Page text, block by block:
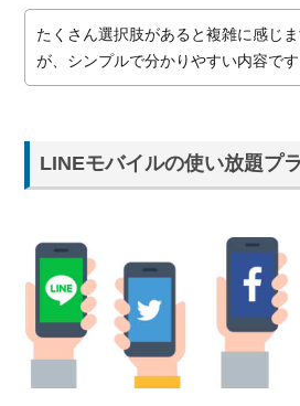
たくさん選択肢があると複雑に感じ
が、シンプルで分かりやすい内容です
LINEモバイルの使い放題プ